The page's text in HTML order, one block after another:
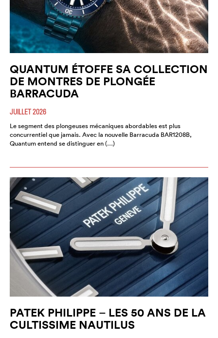
QUANTUM ÉTOFFE SA COLLECTION
DE MONTRES DE PLONGÉE
BARRACUDA
JUILLET 2026
Le segment des plongeuses mécaniques abordables est plus
concurrentiel que jamais. Avec la nouvelle Barracuda BAR1208B,
Quantum entend se distinguer en (…)
PATEK PHILIPPE – LES 50 ANS DE LA
CULTISSIME NAUTILUS